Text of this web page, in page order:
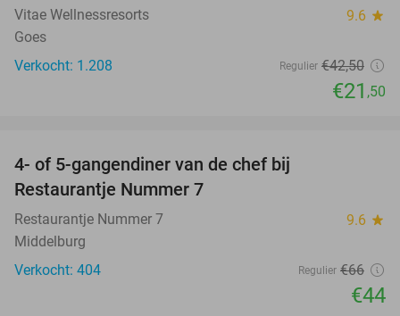
Vitae Wellnessresorts 9.6 star
Goes
Verkocht: 1.208
Regulier €42,50
€21 ,50
4- of 5-gangendiner van de chef bij
Restaurantje Nummer 7
Restaurantje Nummer 7 9.6 star
Middelburg
Verkocht: 404
Regulier €66
€44